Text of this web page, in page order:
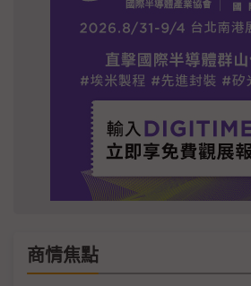
商情焦點